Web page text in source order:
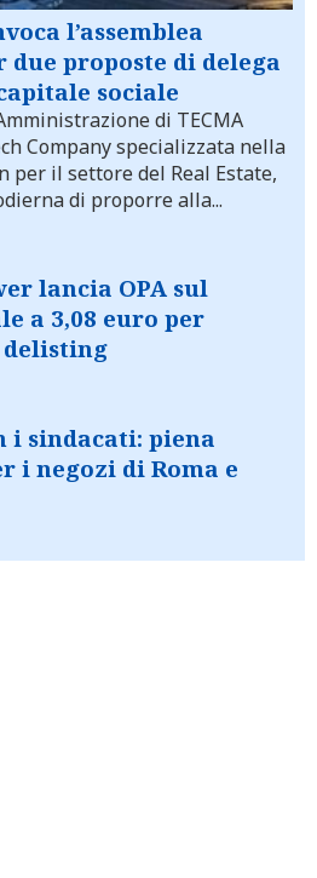
l’assemblea
proposte di delega
sociale
di TECMA
Company specializzata nella
il settore del Real Estate,
di proporre alla...
lancia OPA sul
a 3,08 euro per
i sindacati: piena
i negozi di Roma e